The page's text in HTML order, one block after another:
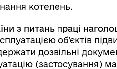
котелень.
з питань праці
об’єктів
дозвільні
(застосування)